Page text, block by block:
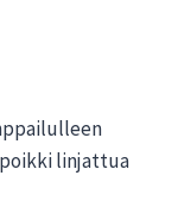
linjattua